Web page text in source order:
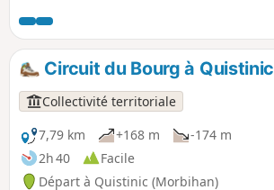
chênes et de châtaigniers majestueux. Il
longe le petit ruisseau de Chauzel et
serpente par des chemins bordés de
murs en pierres sèches recouvertes de
mousses.
Circuit du Bourg à Quistinic
Collectivité territoriale
7,79 km
+168 m
-174 m
2h 40
Facile
Départ à Quistinic (Morbihan)